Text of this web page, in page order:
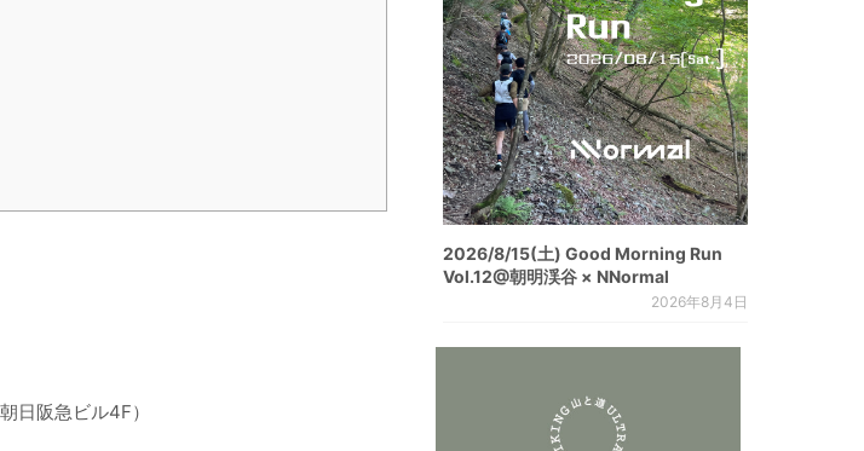
阪急ビル4F）
2026/8/15(土) Good Morning Run
Vol.12@朝明渓谷 × NNormal
2026年8月4日